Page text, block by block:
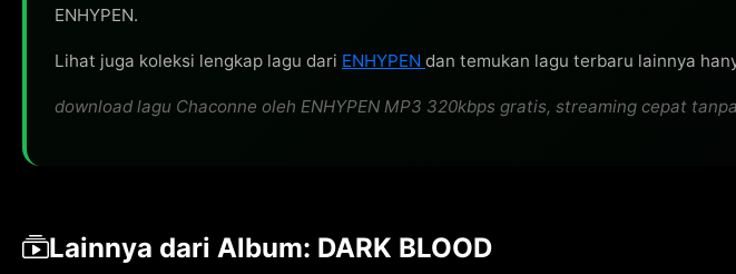
ENHYPEN.
Lihat juga koleksi lengkap lagu dari ENHYPEN dan temukan lagu terbaru lainnya
download lagu Chaconne oleh ENHYPEN MP3 320kbps gratis, streaming cepat
Lainnya dari Album: DARK BLOOD